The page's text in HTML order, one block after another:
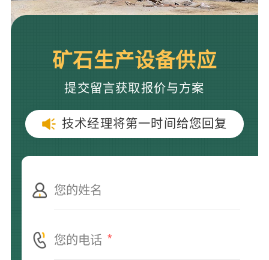
矿石生产设备供应
提交留言获取报价与方案
技术经理将第一时间给您回复
*